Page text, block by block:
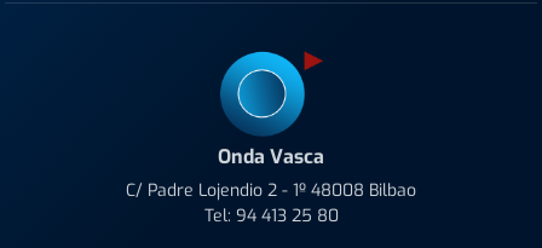
Onda Vasca
C/ Padre Lojendio 2 - 1º 48008 Bilbao
Tel: 94 413 25 80